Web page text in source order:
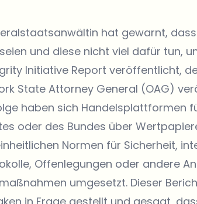
hat gewarnt,
und diese nicht viel dafür tun,
Initiative Report veröffentlicht,
State Attorney General (OAG)
haben sich Handelsplattformen
oder des Bundes über
Normen für Sicherheit,
Offenlegungen oder andere
umgesetzt. Dieser